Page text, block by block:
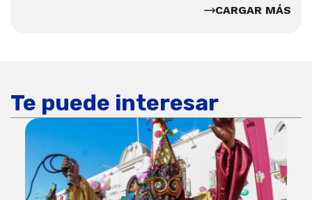
CARGAR MÁS
Te puede interesar